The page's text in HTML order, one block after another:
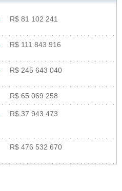
R$ 81 102 241
R$ 111 843 916
R$ 245 643 040
R$ 65 069 258
R$ 37 943 473
R$ 476 532 670